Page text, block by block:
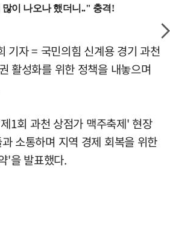
기자 = 국민의힘 신계용 경기 과천
활성화를 위한 정책을 내놓으며
1회 과천 상점가 맥주축제' 현장
소통하며 지역 경제 회복을 위한
'을 발표했다.